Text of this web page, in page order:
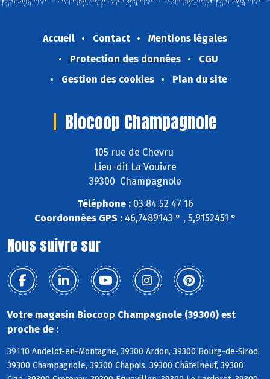
Accueil Contact
Mentions légales
Protection des données
CGU
Gestion des cookies
Plan du site
Biocoop Champagnole
105 rue de Chevru
Lieu-dit La Vouivre
39300 Champagnole
Téléphone :03 84 52 47 16
Coordonnées GPS :46,7489143 ° , 5,9152451 °
Nous suivre sur
Votre magasin Biocoop Champagnole (39300) est
proche de :
39110 Andelot-en-Montagne, 39300 Ardon, 39300 Bourg-de-Sirod,
39300 Champagnole, 39300 Chapois, 39300 Châtelneuf, 39300